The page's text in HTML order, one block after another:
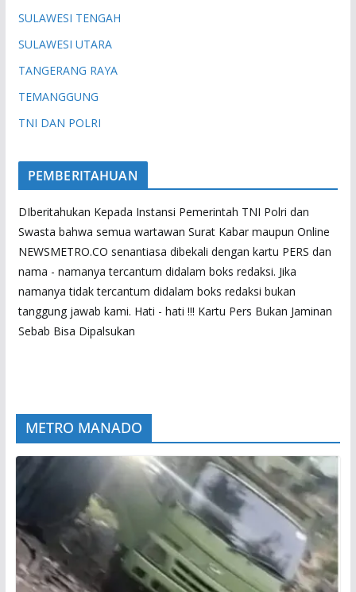
SULAWESI TENGAH
SULAWESI UTARA
TANGERANG RAYA
TEMANGGUNG
TNI DAN POLRI
PEMBERITAHUAN
DIberitahukan Kepada Instansi Pemerintah TNI Polri dan
Swasta bahwa semua wartawan Surat Kabar maupun Online
NEWSMETRO.CO senantiasa dibekali dengan kartu PERS dan
nama - namanya tercantum didalam boks redaksi. Jika
namanya tidak tercantum didalam boks redaksi bukan
tanggung jawab kami. Hati - hati !!! Kartu Pers Bukan Jaminan
Sebab Bisa Dipalsukan
METRO MANADO